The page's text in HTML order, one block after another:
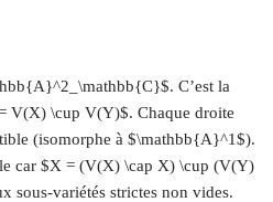
C’est la
V(X) \cup V(Y)$. Chaque droite
(isomorphe à $\mathbb{A}^1$).
car $X = (V(X) \cap X) \cup (V(Y)
sous-variétés strictes non vides.